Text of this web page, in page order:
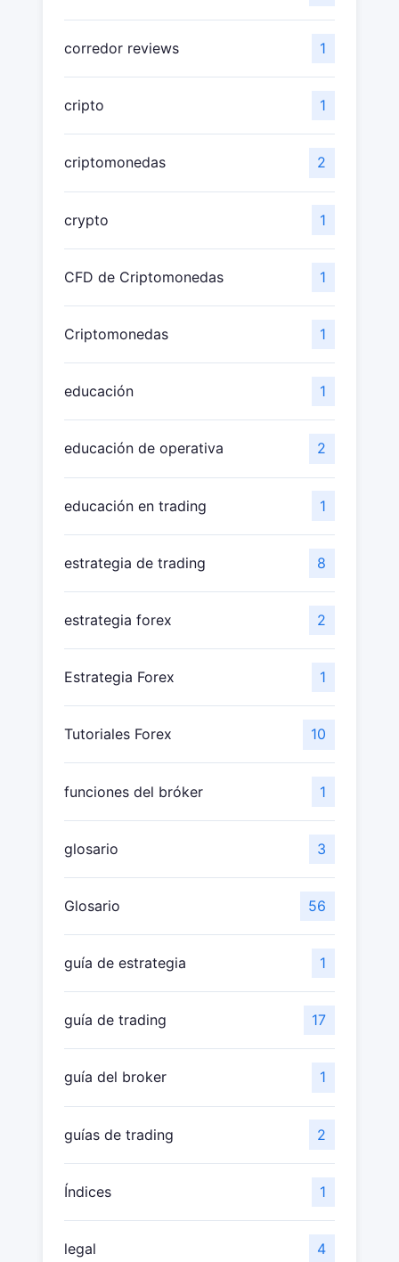
corredor reviews 1
cripto 1
criptomonedas 2
crypto 1
CFD de Criptomonedas 1
Criptomonedas 1
educación 1
educación de operativa 2
educación en trading 1
estrategia de trading 8
estrategia forex 2
Estrategia Forex 1
Tutoriales Forex 10
funciones del bróker 1
glosario 3
Glosario 56
guía de estrategia 1
guía de trading 17
guía del broker 1
guías de trading 2
Índices 1
legal 4